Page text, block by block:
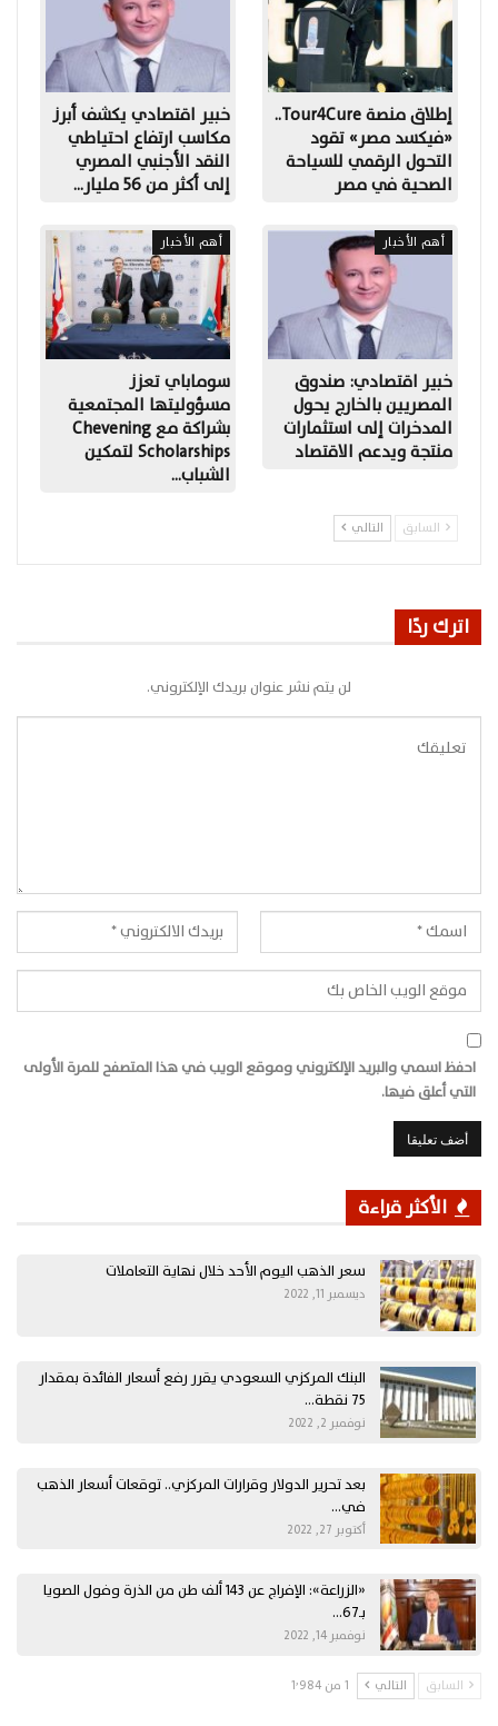
إطلاق منصة Tour4Cure..
«فيكسد مصر» تقود
التحول الرقمي للسياحة
الصحية في مصر
خبير اقتصادي يكشف أبرز
مكاسب ارتفاع احتياطي
النقد الأجنبي المصري
إلى أكثر من 56 مليار…
أهم الأخبار
خبير اقتصادي: صندوق
المصريين بالخارج يحول
المدخرات إلى استثمارات
منتجة ويدعم الاقتصاد
أهم الأخبار
سوماباي تعزز
مسؤوليتها المجتمعية
بشراكة مع Chevening
Scholarships لتمكين
الشباب…
السابق التالي
اترك ردًا
لن يتم نشر عنوان بريدك الإلكتروني.
احفظ اسمي والبريد الإلكتروني وموقع الويب في هذا المتصفح للمرة الأولى
التي أعلق فيها.
الأكثر قراءة
سعر الذهب اليوم الأحد خلال نهاية التعاملات
ديسمبر 11, 2022
البنك المركزي السعودي يقرر رفع أسعار الفائدة بمقدار
75 نقطة…
نوفمبر 2, 2022
بعد تحرير الدولار وقرارات المركزي.. توقعات أسعار الذهب
في…
أكتوبر 27, 2022
«الزراعة»: الإفراج عن 143 ألف طن من الذرة وفول الصويا
بـ67…
نوفمبر 14, 2022
السابق التالي 1 من 1٬984